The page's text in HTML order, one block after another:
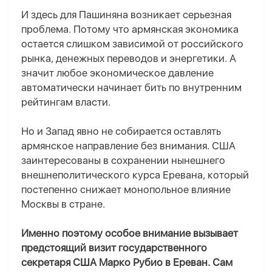
И здесь для Пашиняна возникает серьезная
проблема. Потому что армянская экономика
остается слишком зависимой от российского
рынка, денежных переводов и энергетики. А
значит любое экономическое давление
автоматически начинает бить по внутренним
рейтингам власти.
Но и Запад явно не собирается оставлять
армянское направление без внимания. США
заинтересованы в сохранении нынешнего
внешнеполитического курса Еревана, который
постепенно снижает монопольное влияние
Москвы в стране.
Именно поэтому особое внимание вызывает
предстоящий визит государственного
секретаря США Марко Рубио в Ереван. Сам